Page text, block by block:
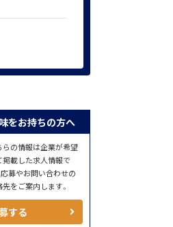
をお持ちの方へ
らの情報は企業が希望
掲載した求人情報で
応募やお問い合わせの
をご案内します。
する